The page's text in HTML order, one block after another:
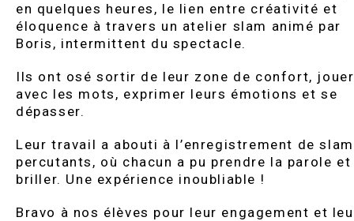
en quelques heures, le lien entre créativité et
éloquence à travers un atelier slam animé par
Boris, intermittent du spectacle.
Ils ont osé sortir de leur zone de confort, jouer
avec les mots, exprimer leurs émotions et se
dépasser.
Leur travail a abouti à l’enregistrement de
percutants, où chacun a pu prendre la parole et
briller. Une expérience inoubliable !
Bravo à nos élèves pour leur engagement et